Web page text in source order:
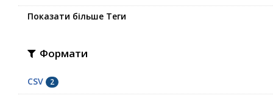
Показати більше Теги
Формати
CSV 2